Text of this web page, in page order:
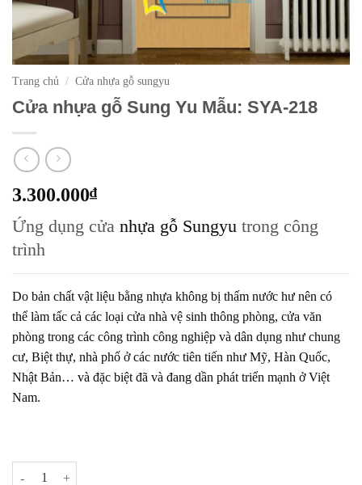
Trang chủ / Cửa nhựa gỗ sungyu
Cửa nhựa gỗ Sung Yu Mẫu: SYA-218
3.300.000₫
Ứng dụng cửa nhựa gỗ Sungyu trong công
trình
Do bản chất vật liệu bằng nhựa không bị thấm nước hư nên có
thể làm tấc cả các loại cửa nhà vệ sinh thông phòng, cửa văn
phòng trong các công trình công nghiệp và dân dụng như chung
cư, Biệt thự, nhà phố ở các nước tiên tiến như Mỹ, Hàn Quốc,
Nhật Bản… và đặc biệt đã và đang dần phát triển mạnh ở Việt
Nam.